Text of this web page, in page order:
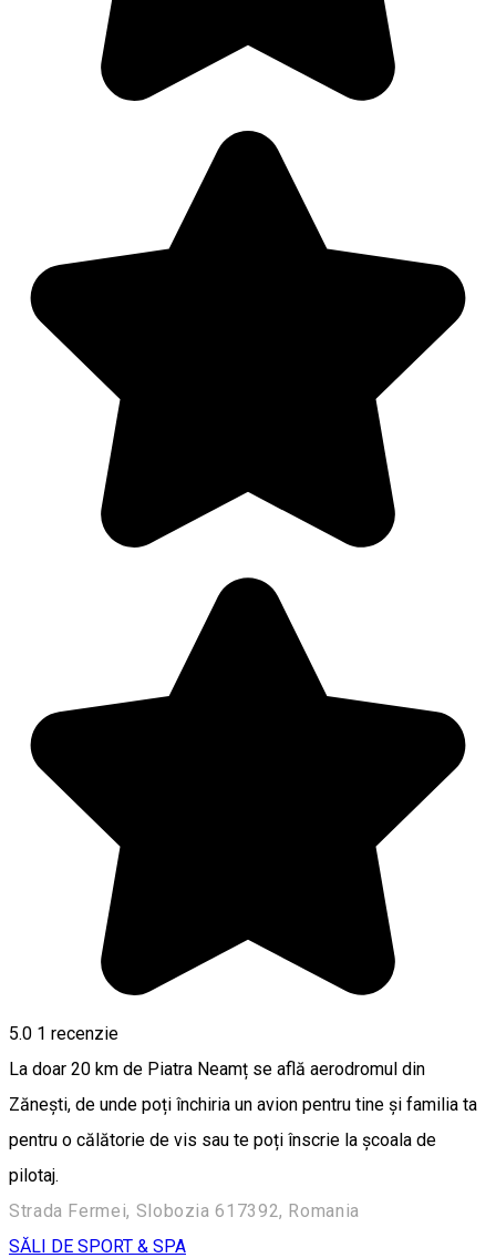
5.0 1 recenzie
La doar 20 km de Piatra Neamț se află aerodromul din
Zănești, de unde poți închiria un avion pentru tine și familia ta
pentru o călătorie de vis sau te poți înscrie la școala de
pilotaj.
Strada Fermei, Slobozia 617392, Romania
SĂLI DE SPORT & SPA